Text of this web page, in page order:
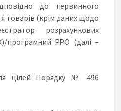
до первинного
товарів (крім даних щодо
розрахункових
програмний РРО (далі –
цілей Порядку № 496